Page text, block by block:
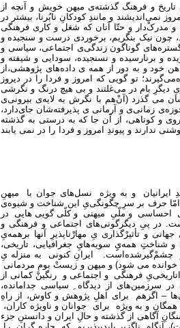
و فرهنگ گذشته‌ی میهن خویش و آنچه از
نمی‌اندیشند و مانندِ کودکانِ نابُرنا، بیشتر در
و مدرکْ‌دار و حتّا آنان که شغل و کاری فرهنگی
چون نیک بنگریم، برخوردی درست و سنجیده و
گستره‌های گوناگون زندگی‌ی اجتماعی، سیاسی و
و برنارسیده و نسنجیده، سودایی و شیفته و
خود و به دور از همه ی داده‌های پژوهشی،از
تو گویی که امروز و فردا را در دیروز
دیگرِ بام در می‌غلتند و بی هیچ درنگ و نگرشی
می گذرد (آنْ‌هم با نگرش به لایه‌ی بیرونی‌ی
زمانی‌ی و آرمانی ی پذیرفته‌شان جای‌دارد،
و کوتاهی، از آن جا که به درستی به گذشته
ندارند و پیوندِ امروز و فردا را در نمی یابند
ایرانیان و به ویژه نسل‌های جوان با میهنِ
امّا حرف بر سرِ چگونگی‌یِ این شناخت و شیوه‌ی
احساسی و ملّیِ میهنی و کلّی گویی هایی در
"هنر نزدِ ایرانیان است و بس!" (١) سپری شده است. در پیِ دیگرگونی‌های اجتماعی و فرهنگی و
تأثیرْگذاری یِ مهارْناپذیرِ آنها برهمه‌یِ
همه‌یِِ سویه‌هایِ جغرافیایی، تاریخی،
چشمْ‌گیرشده‌است. ایرانِ کنونی به منزله یِ
خوانده می شود) و میهن و زیستْ بومِ مردمانی
فرهنگی و اجتماعی و رنگینْ کمانی از
سرزمین‌های از دیدگاه ِ سیاسی جدامانده،
– اگرهم برای اهلِ پژوهش و کاوش، از راهِ
و به ویژه برای جوانان و ناویژه کاران،
آگاهی از گذشته و حالِ ایران و دانستنِ جزء